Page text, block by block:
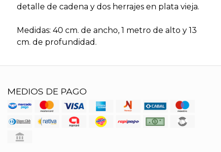
detalle de cadena y dos herrajes en plata vieja.
Medidas: 40 cm. de ancho, 1 metro de alto y 13
cm. de profundidad.
MEDIOS DE PAGO